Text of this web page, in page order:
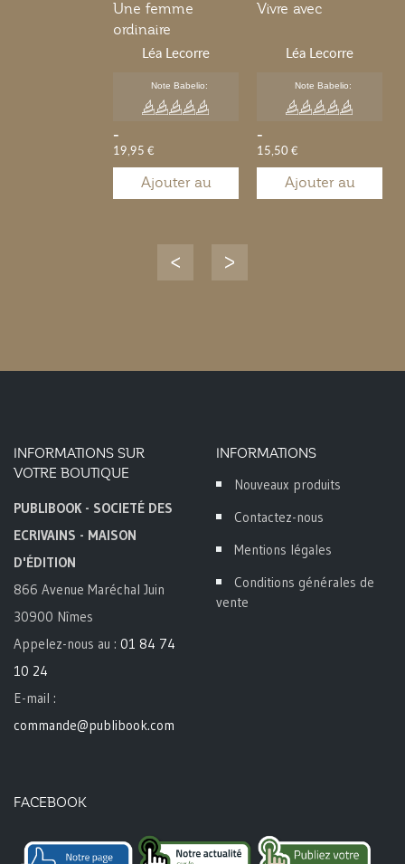
Une femme
ordinaire
Léa Lecorre
Note Babelio:
-
19,95 €
Ajouter au
Vivre avec
Léa Lecorre
Note Babelio:
-
15,50 €
Ajouter au
INFORMATIONS SUR
VOTRE BOUTIQUE
PUBLIBOOK - SOCIETÉ DES
ECRIVAINS - MAISON
D'ÉDITION
866 Avenue Maréchal Juin
30900 Nîmes
Appelez-nous au : 01 84 74
10 24
E-mail :
commande@publibook.com
INFORMATIONS
Nouveaux produits
Contactez-nous
Mentions légales
Conditions générales de
vente
FACEBOOK